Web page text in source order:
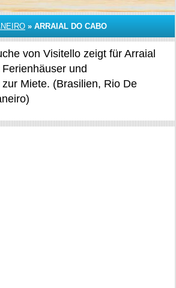
» ARRAIAL DO CABO
von Visitello zeigt für Arraial
und
Miete. (Brasilien, Rio De